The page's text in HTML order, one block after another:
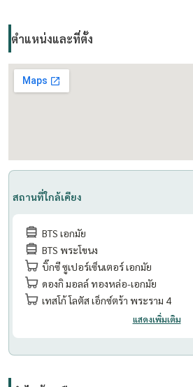
==============================
Facilities:
- Welcome Lobby
- Relaxation Garden
- Passenger Elevators
- Parking Lot
- Closed-Circuit Cameras
- 24-Hour Security System
Nearby:
- Ekamai Bus Terminal
- Major Cineplex Ekamai
ตำแหน่งและที่ตั้ง
สถานที่ใกล้เคียง
BTS เอกมัย
BTS พระโขนง
บิ๊กซี ซูเปอร์เซ็นเตอร์ เอกมัย
ดองกิ มอลล์ ทองหล่อ-เอกมัย
เทสโก้ โลตัส เอ็กซ์ตร้า พระราม 4
แสดงเพิ่มเติม